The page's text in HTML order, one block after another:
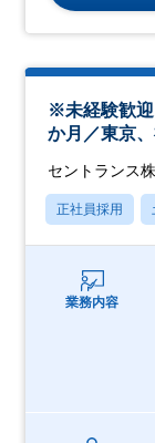
※未経験歓
か月／東京
セントランス
正社員採用
業務内容